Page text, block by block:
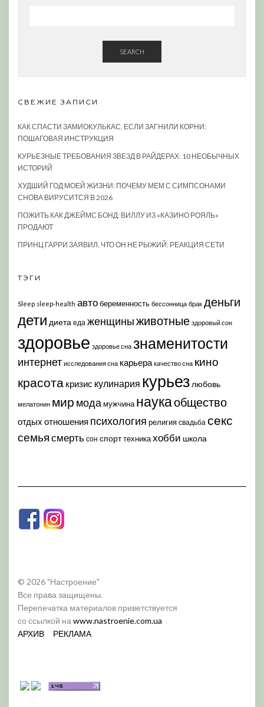
SEARCH
СВЕЖИЕ ЗАПИСИ
КАК СПАСТИ ЗАМИОКУЛЬКАС, ЕСЛИ ЗАГНИЛИ КОРНИ:
ПОШАГОВАЯ ИНСТРУКЦИЯ
КУРЬЕЗНЫЕ ТРЕБОВАНИЯ ЗВЕЗД В РАЙДЕРАХ: 10 НЕОБЫЧНЫХ
ИСТОРИЙ
ХУДШИЙ ГОД МОЕЙ ЖИЗНИ: ПОЧЕМУ МЕМ С СИМПСОНАМИ
СНОВА ВИРУСИТСЯ В 2026
ПОЖИТЬ КАК ДЖЕЙМС БОНД: ВИЛЛУ ИЗ «КАЗИНО РОЯЛЬ»
ПРОДАЮТ
ПРИНЦ ГАРРИ ЗАЯВИЛ, ЧТО ОН НЕ РЫЖИЙ: РЕАКЦИЯ СЕТИ
ТЭГИ
Sleep sleep-health автобеременность бессонница брак деньги
дети диета еда женщиныживотные здоровый сон
здоровье здоровье сна знаменитости
интернет исследования сна карьера качество сна кино
красота кризис кулинария курьез любовь
мелатонин мир модамужчина наукаобщество
отдых отношения психология религия свадьба секс
семья смерть сон спорттехникахобби школа
© 2026 "Настроение"
Все права защищены.
Перепечатка материалов приветствуется
со ссылкой на www.nastroenie.com.ua
АРХИВ
РЕКЛАМА